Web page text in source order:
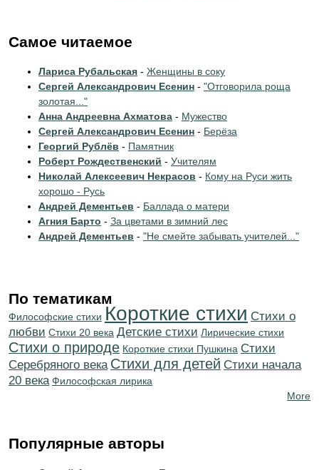
Самое читаемое
Лариса Рубальская - Женщины в соку
Сергей Александрович Есенин - "Отговорила роща
золотая..."
Анна Андреевна Ахматова - Мужество
Сергей Александрович Есенин - Берёза
Георгий Рублёв - Памятник
Роберт Рождественский - Учителям
Николай Алексеевич Некрасов - Кому на Руси жить
хорошо - Русь
Андрей Дементьев - Баллада о матери
Агния Барто - За цветами в зимний лес
Андрей Дементьев - "Не смейте забывать учителей..."
По тематикам
Философские стихи Короткие стихи Стихи о
любви Стихи 20 века Детские стихи Лирические стихи
Стихи о природе Короткие стихи Пушкина Cтихи
Серебряного века Стихи для детей Cтихи начала
20 века Философская лирика
More
Популярные авторы